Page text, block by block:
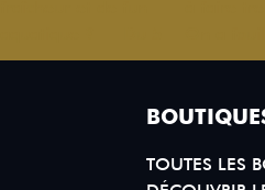
TOUTES LES